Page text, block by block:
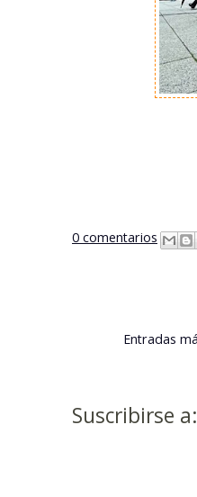
0 comentarios
Entradas
Suscribirse a: